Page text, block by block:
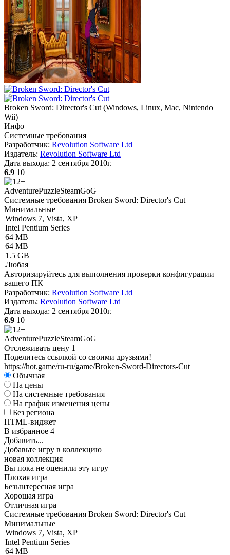
Broken Sword: Director's Cut (Windows, Linux, Mac, Nintendo
Wii)
Инфо
Системные требования
Разработчик: Revolution Software Ltd
Издатель: Revolution Software Ltd
Дата выхода: 2 сентября 2010г.
6.9 10
AdventurePuzzleSteamGoG
Системные требования Broken Sword: Director's Cut
Минимальные
Windows 7, Vista, XP
Intel Pentium Series
64 MB
64 MB
1.5 GB
Любая
Авторизируйтесь для выполнения проверки конфигурации
вашего ПК
Разработчик: Revolution Software Ltd
Издатель: Revolution Software Ltd
Дата выхода: 2 сентября 2010г.
6.9 10
AdventurePuzzleSteamGoG
Отслеживать цену 1
Поделитесь ссылкой со своими друзьями!
https://hot.game/ru-ru/game/Broken-Sword-Directors-Cut
Обычная
На цены
На системные требования
На график изменения цены
Без региона
HTML-виджет
В избранное 4
Добавить...
Добавьте игру в коллекцию
новая коллекция
Вы пока не оценили эту игру
Плохая игра
Безынтересная игра
Хорошая игра
Отличная игра
Системные требования Broken Sword: Director's Cut
Минимальные
Windows 7, Vista, XP
Intel Pentium Series
64 MB